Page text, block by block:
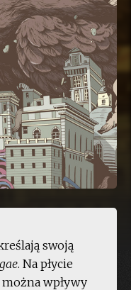
swoją
. Na płycie
można wpływy